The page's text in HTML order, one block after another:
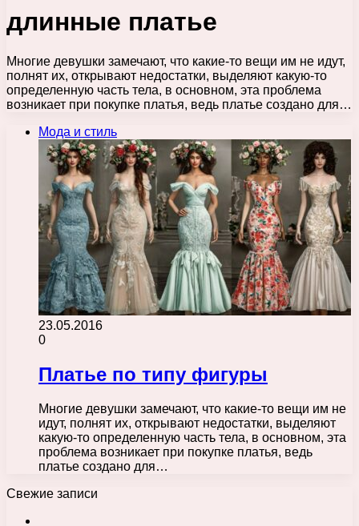
длинные платье
Многие девушки замечают, что какие-то вещи им не идут,
полнят их, открывают недостатки, выделяют какую-то
определенную часть тела, в основном, эта проблема
возникает при покупке платья, ведь платье создано для…
Мода и стиль
23.05.2016
0
Платье по типу фигуры
Многие девушки замечают, что какие-то вещи им не
идут, полнят их, открывают недостатки, выделяют
какую-то определенную часть тела, в основном, эта
проблема возникает при покупке платья, ведь
платье создано для…
Свежие записи